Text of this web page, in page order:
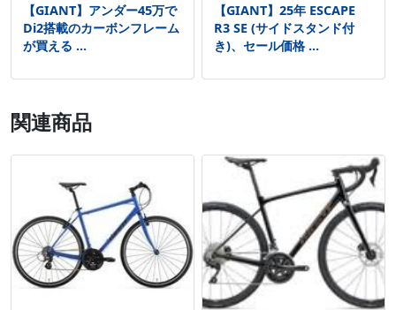
【GIANT】アンダー45万で
Di2搭載のカーボンフレーム
が買える ...
【GIANT】25年 ESCAPE
R3 SE (サイドスタンド付
き)、セール価格 ...
関連商品